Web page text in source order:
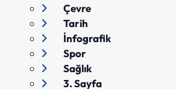
Çevre
Tarih
İnfografik
Spor
Sağlık
3. Sayfa